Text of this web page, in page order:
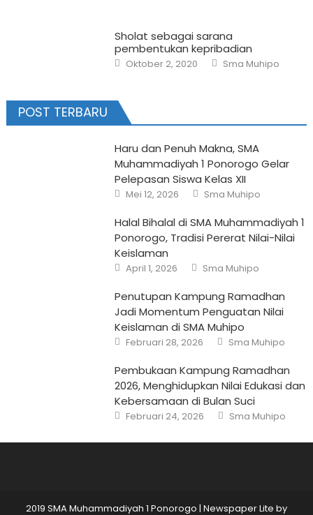
Sholat sebagai sarana
pembentukan kepribadian
Posted
on
Oktober 2, 2020 Author
Sma Muhipo
POST TERBARU
Haru dan Penuh Makna, SMA
Muhammadiyah 1 Ponorogo Gelar
Pelepasan Siswa Kelas XII
Posted
on
Mei 12, 2026 Author
Sma Muhipo
Halal Bihalal di SMA Muhammadiyah 1
Ponorogo, Tradisi Pererat Nilai-Nilai
Keislaman
Posted
on
April 1, 2026 Author
Sma Muhipo
Penutupan Kampung Ramadhan
Jadi Momentum Penguatan Nilai
Keislaman di SMA Muhipo
Posted
on
Februari 28, 2026 Author
Sma Muhipo
Pembukaan Kampung Ramadhan
2026, Menghidupkan Nilai Edukasi dan
Kebersamaan di Bulan Suci
Posted
on
Februari 24, 2026 Author
Sma Muhipo
2019 SMA Muhammadiyah 1 Ponorogo | Newspaper Lite by